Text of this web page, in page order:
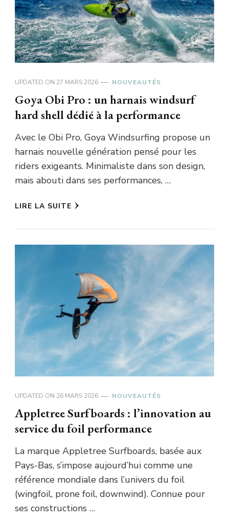
UPDATED ON 27 MARS 2026 NOUVEAUTÉS
Goya Obi Pro : un harnais windsurf
hard shell dédié à la performance
Avec le Obi Pro, Goya Windsurfing propose un
harnais nouvelle génération pensé pour les
riders exigeants. Minimaliste dans son design,
mais abouti dans ses performances, …
LIRE LA SUITE
UPDATED ON 26 MARS 2026 NOUVEAUTÉS
Appletree Surfboards : l’innovation au
service du foil performance
La marque Appletree Surfboards, basée aux
Pays-Bas, s’impose aujourd’hui comme une
référence mondiale dans l’univers du foil
(wingfoil, prone foil, downwind). Connue pour
ses constructions …